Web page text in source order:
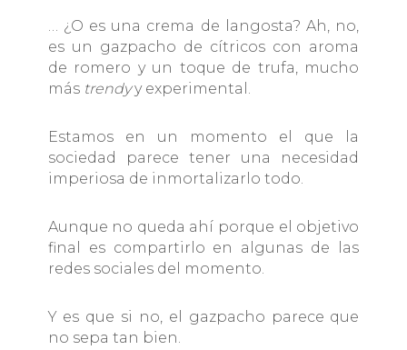
… ¿O es una crema de langosta? Ah, no,
es un gazpacho de cítricos con aroma
de romero y un toque de trufa, mucho
más trendyy experimental.
Estamos en un momento el que la
sociedad parece tener una necesidad
imperiosa de inmortalizarlo todo.
Aunque no queda ahí porque el objetivo
final es compartirlo en algunas de las
redes sociales del momento.
Y es que si no, el gazpacho parece que
no sepa tan bien.